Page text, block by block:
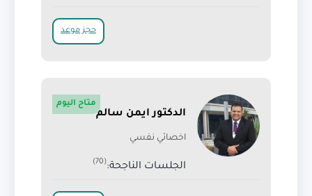
حجز موعد
الدكتور ايمن سالم
اخصائي نفسي
الجلسات الناجحة:(70)
متاح اليوم